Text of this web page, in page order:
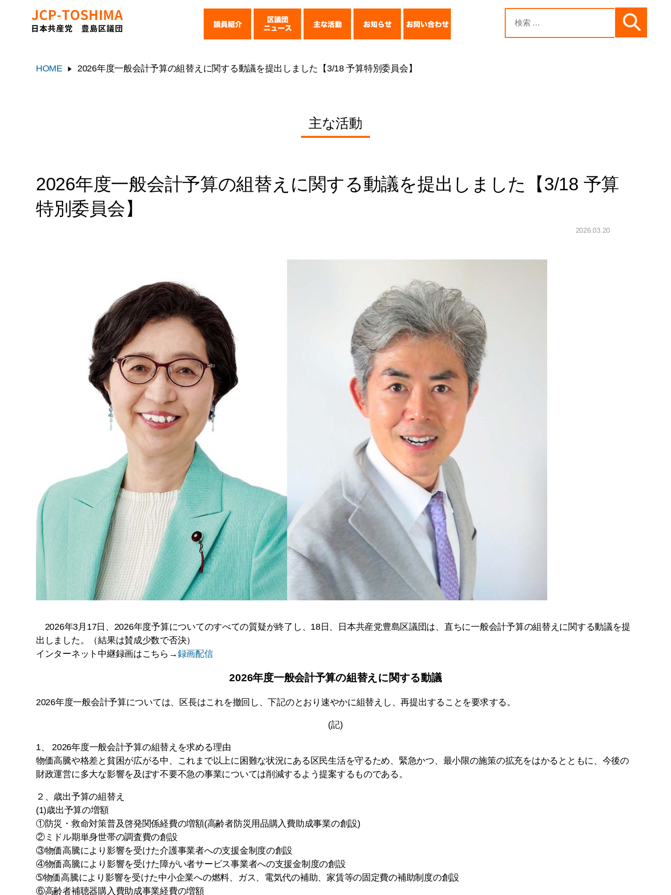
森とおる
HOME 2026年度一般会計予算の組替えに関する動議を提出しました【3/18 予算特別委員会】
主な活動
2026年度一般会計予算の組替えに関する動議を提出しました【3/18 予算
特別委員会】
2026.03.20
2026年3月17日、2026年度予算についてのすべての質疑が終了し、18日、日本共産党豊島区議団は、直ちに一般会計予算の組替えに関する動議を提
出しました。（結果は賛成少数で否決）
インターネット中継録画はこちら→録画配信
2026年度一般会計予算の組替えに関する動議
2026年度一般会計予算については、区長はこれを撤回し、下記のとおり速やかに組替えし、再提出することを要求する。
(記)
1、 2026年度一般会計予算の組替えを求める理由
物価高騰や格差と貧困が広がる中、これまで以上に困難な状況にある区民生活を守るため、緊急かつ、最小限の施策の拡充をはかるとともに、今後の
財政運営に多大な影響を及ぼす不要不急の事業については削減するよう提案するものである。
２、歳出予算の組替え
(1)歳出予算の増額
①防災・救命対策普及啓発関係経費の増額(高齢者防災用品購入費助成事業の創設)
②ミドル期単身世帯の調査費の創設
③物価高騰により影響を受けた介護事業者への支援金制度の創設
④物価高騰により影響を受けた障がい者サービス事業者への支援金制度の創設
➄物価高騰により影響を受けた中小企業への燃料、ガス、電気代の補助、家賃等の固定費の補助制度の創設
⑥高齢者補聴器購入費助成事業経費の増額